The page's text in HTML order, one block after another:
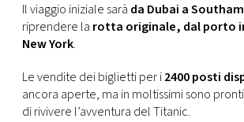
Il viaggio iniziale sarà da Dubai a
riprendere la rotta originale, dal porto
New York.
Le vendite dei biglietti per i2400 posti
ancora aperte, ma in moltissimi sono
di rivivere l’avventura del Titanic.